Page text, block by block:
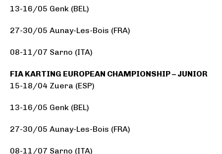
13-16/05 Genk (BEL)
27-30/05 Aunay-Les-Bois (FRA)
08-11/07 Sarno (ITA)
FIA KARTING EUROPEAN CHAMPIONSHIP – JUNIOR
15-18/04 Zuera (ESP)
13-16/05 Genk (BEL)
27-30/05 Aunay-Les-Bois (FRA)
08-11/07 Sarno (ITA)